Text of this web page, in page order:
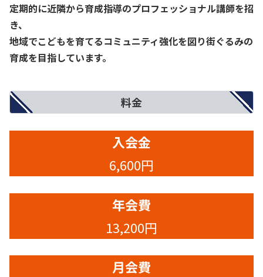
定期的に近隣から育成指導のプロフェッショナル講師を招
き、
地域でこどもを育てるコミュニティ強化を図り街ぐるみの
育成を目指しています。
料金
入会金
6,600円
年会費
13,200円
月会費